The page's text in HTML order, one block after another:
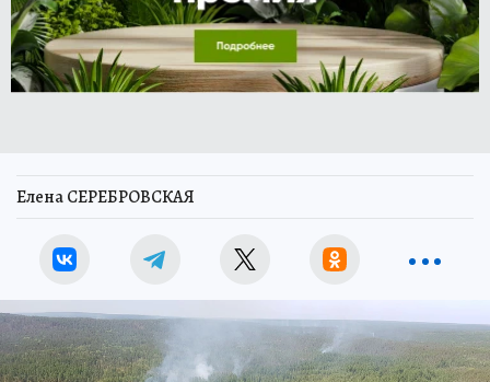
Елена СЕРЕБРОВСКАЯ